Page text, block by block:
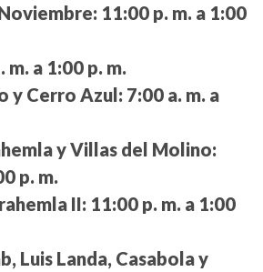
11:00 p. m. a 1:00
m. a 1:00 p. m.
y Cerro Azul: 7:00 a. m. a
y Villas del Molino:
p. m.
II: 11:00 p. m. a 1:00
Luis Landa, Casabola y